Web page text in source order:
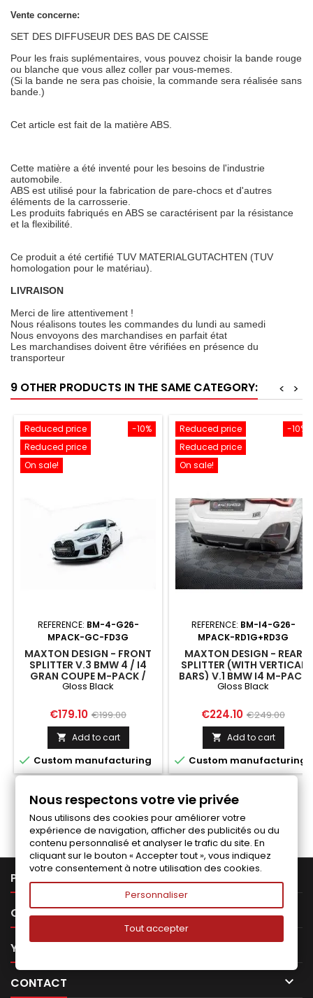
Vente concerne:
SET DES DIFFUSEUR DES BAS DE CAISSE
Pour les frais suplémentaires, vous pouvez choisir la bande rouge
ou blanche que vous allez coller par vous-memes.
(Si la bande ne sera pas choisie, la commande sera réalisée sans
bande.)
Cet article est fait de la matière ABS.
Cette matière a été inventé pour les besoins de l'industrie
automobile.
ABS est utilisé pour la fabrication de pare-chocs et d'autres
éléments de la carrosserie.
Les produits fabriqués en ABS se caractérisent par la résistance
et la flexibilité.
Ce produit a été certifié TUV MATERIALGUTACHTEN (TUV
homologation pour le matériau).
LIVRAISON
Merci de lire attentivement !
Nous réalisons toutes les commandes du lundi au samedi
Nous envoyons des marchandises en parfait état
Les marchandises doivent être vérifiées en présence du
transporteur
9 OTHER PRODUCTS IN THE SAME CATEGORY: >
<
-10%
Reduced price
Reduced price
On sale!
REFERENCE: BM-4-G26-
MPACK-GC-FD3G
MAXTON DESIGN - FRONT
SPLITTER V.3 BMW 4 / I4
GRAN COUPE M-PACK /
M440I G26 GLOSS BLACK
Gloss Black
Price
€179.10 Regular
price
€199.00
 Add to cart
 Custom manufacturing
-10%
Reduced price
Reduced price
On sale!
REFERENCE: BM-I4-G26-
MPACK-RD1G+RD3G
MAXTON DESIGN - REAR
SPLITTER (WITH VERTICAL
BARS) V.1 BMW I4 M-PACK
G26 GLOSS BLACK
Gloss Black
Price
€224.10 Regular
price
€249.00
 Add to cart
 Custom manufacturing
Follow us on Facebook
PRODUCTS
OUR COMPANY 
YOUR ACCOUNT 
CONTACT 
Nous respectons votre vie privée
Nous utilisons des cookies pour améliorer votre
expérience de navigation, afficher des publicités ou du
contenu personnalisé et analyser le trafic du site. En
cliquant sur le bouton « Accepter tout », vous indiquez
votre consentement à notre utilisation des cookies.
Personnaliser
Tout accepter